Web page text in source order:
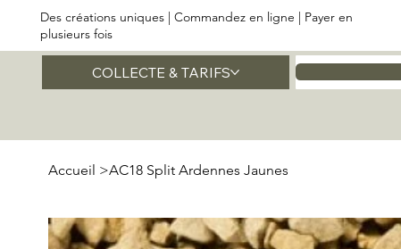
COLLECTE & TARIFS
Des créations uniques | Commandez en ligne | Payer en
plusieurs fois
Accueil >AC18 Split Ardennes Jaunes